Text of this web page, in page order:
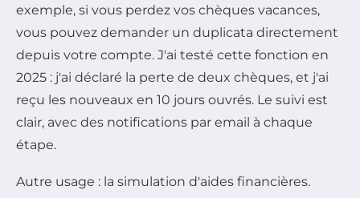
exemple, si vous perdez vos chèques vacances,
vous pouvez demander un duplicata directement
depuis votre compte. J'ai testé cette fonction en
2025 : j'ai déclaré la perte de deux chèques, et j'ai
reçu les nouveaux en 10 jours ouvrés. Le suivi est
clair, avec des notifications par email à chaque
étape.
Autre usage : la simulation d'aides financières.